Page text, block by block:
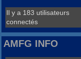
Il y a 183 utilisateurs
connectés
AMFG INFO